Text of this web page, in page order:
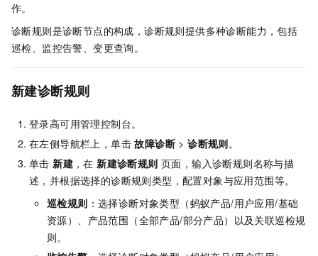
作。
诊断规则是诊断节点的构成，诊断规则提供多种诊断能力，包括
巡检、监控告警、变更查询。
新建诊断规则
登录高可用管理控制台。
在左侧导航栏上，单击故障诊断 >诊断规则。
单击新建 ，在新建诊断规则 页面，输入诊断规则名称与描
述，并根据选择的诊断规则类型，配置对象与应用范围等。
巡检规则 ：选择诊断对象类型（蚂蚁产品/用户应用/基础
资源）、产品范围（全部产品/部分产品）以及关联巡检规
则。